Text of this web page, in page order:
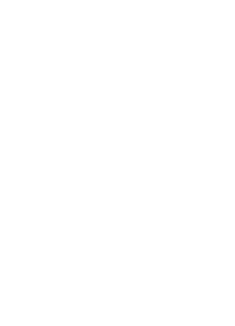
ざまな経験をもったメンバーと共に働く